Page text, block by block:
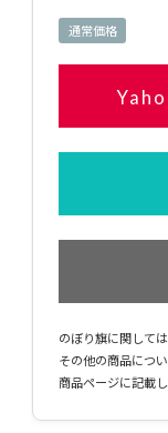
通常価格
のぼり旗に関して
その他の商品につ
商品ページに記載し